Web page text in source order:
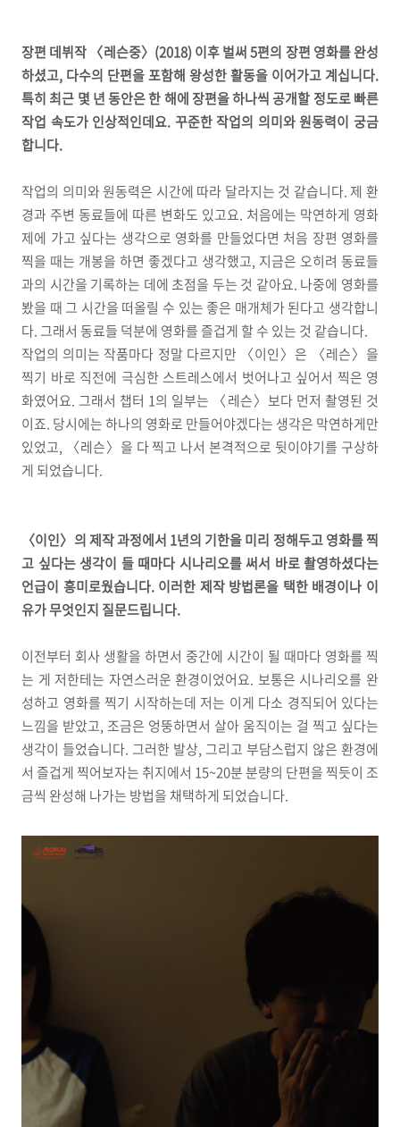
장편 데뷔작 〈레슨중〉(2018) 이후 벌써 5편의 장편 영화를 완성
하셨고, 다수의 단편을 포함해 왕성한 활동을 이어가고 계십니다.
특히 최근 몇 년 동안은 한 해에 장편을 하나씩 공개할 정도로 빠른
작업 속도가 인상적인데요. 꾸준한 작업의 의미와 원동력이 궁금
합니다.
작업의 의미와 원동력은 시간에 따라 달라지는 것 같습니다. 제 환
경과 주변 동료들에 따른 변화도 있고요. 처음에는 막연하게 영화
제에 가고 싶다는 생각으로 영화를 만들었다면 처음 장편 영화를
찍을 때는 개봉을 하면 좋겠다고 생각했고, 지금은 오히려 동료들
과의 시간을 기록하는 데에 초점을 두는 것 같아요. 나중에 영화를
봤을 때 그 시간을 떠올릴 수 있는 좋은 매개체가 된다고 생각합니
다. 그래서 동료들 덕분에 영화를 즐겁게 할 수 있는 것 같습니다.
작업의 의미는 작품마다 정말 다르지만 〈이인〉은 〈레슨〉을
찍기 바로 직전에 극심한 스트레스에서 벗어나고 싶어서 찍은 영
화였어요. 그래서 챕터 1의 일부는 〈레슨〉보다 먼저 촬영된 것
이죠. 당시에는 하나의 영화로 만들어야겠다는 생각은 막연하게만
있었고, 〈레슨〉을 다 찍고 나서 본격적으로 뒷이야기를 구상하
게 되었습니다.
〈이인〉의 제작 과정에서 1년의 기한을 미리 정해두고 영화를 찍
고 싶다는 생각이 들 때마다 시나리오를 써서 바로 촬영하셨다는
언급이 흥미로웠습니다. 이러한 제작 방법론을 택한 배경이나 이
유가 무엇인지 질문드립니다.
이전부터 회사 생활을 하면서 중간에 시간이 될 때마다 영화를 찍
는 게 저한테는 자연스러운 환경이었어요. 보통은 시나리오를 완
성하고 영화를 찍기 시작하는데 저는 이게 다소 경직되어 있다는
느낌을 받았고, 조금은 엉뚱하면서 살아 움직이는 걸 찍고 싶다는
생각이 들었습니다. 그러한 발상, 그리고 부담스럽지 않은 환경에
서 즐겁게 찍어보자는 취지에서 15~20분 분량의 단편을 찍듯이 조
금씩 완성해 나가는 방법을 채택하게 되었습니다.